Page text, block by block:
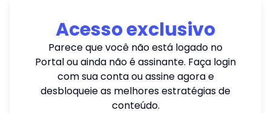
Acesso exclusivo
Parece que você não está logado no
Portal ou ainda não é assinante. Faça login
com sua conta ou assine agora e
desbloqueie as melhores estratégias de
conteúdo.